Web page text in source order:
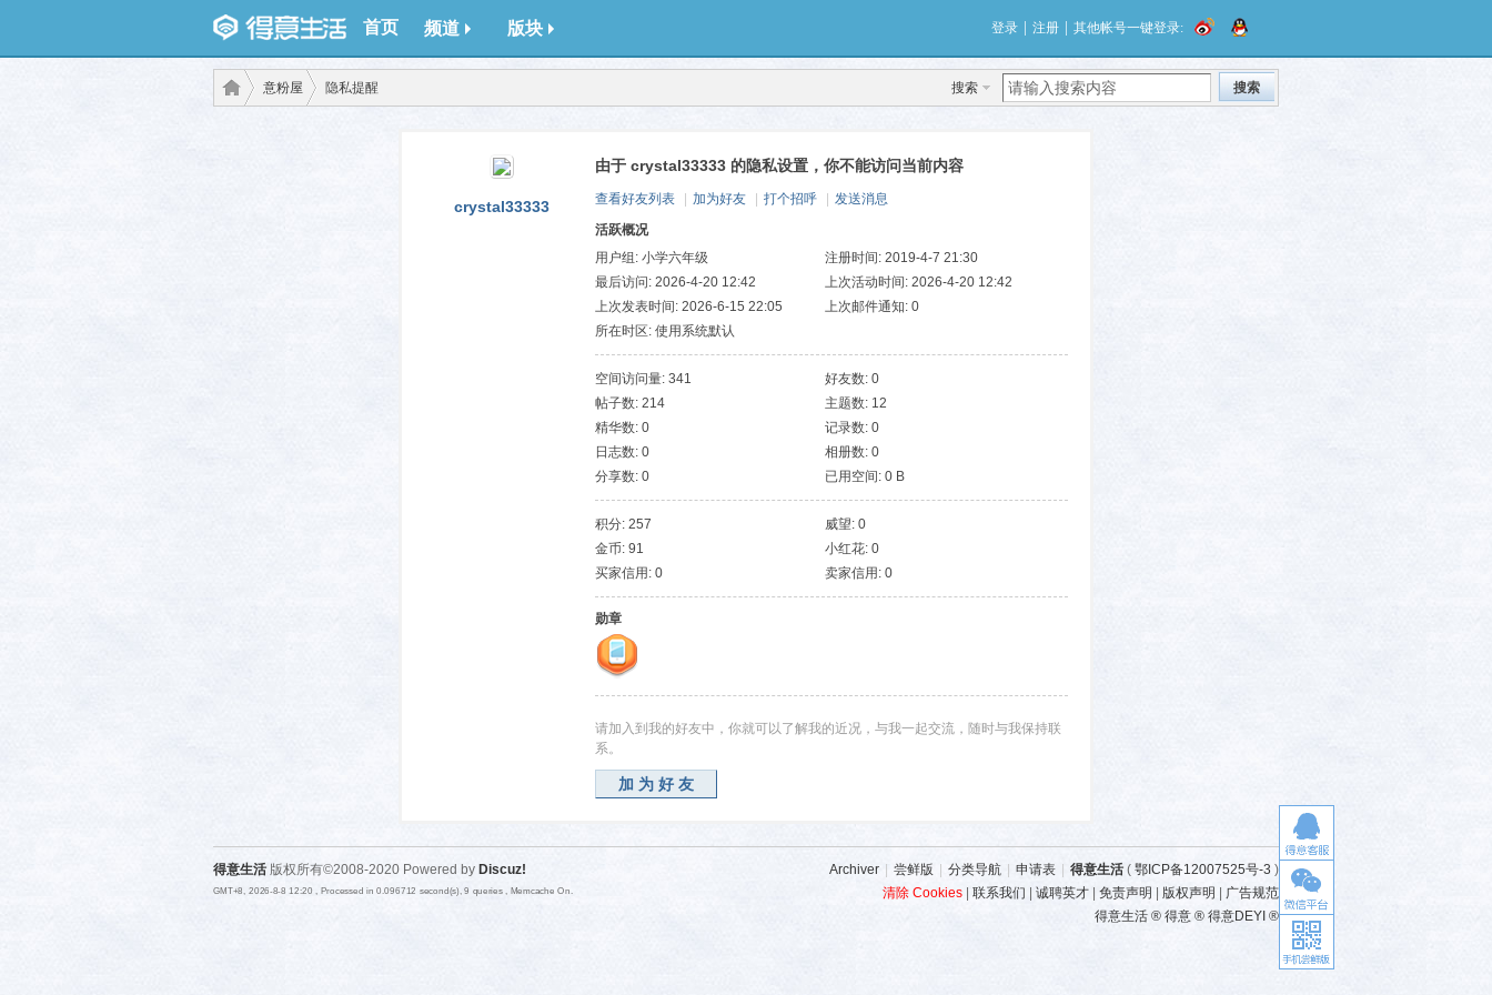
首页 频道 版块 登录 注册 其他帐号一键登录:
搜索 搜索
武汉
意粉屋 隐私提醒
crystal33333
由于 crystal33333 的隐私设置，你不能访问当前内容
查看好友列表 加为好友 打个招呼
发送消息
活跃概况
用户组: 小学六年级
注册时间: 2019-4-7 21:30
最后访问: 2026-4-20 12:42
上次活动时间: 2026-4-20 12:42
上次发表时间: 2026-6-15 22:05
上次邮件通知: 0
所在时区: 使用系统默认
空间访问量: 341
好友数: 0
帖子数: 214
主题数: 12
精华数: 0
记录数: 0
日志数: 0
相册数: 0
分享数: 0
已用空间: 0 B
积分: 257
威望: 0
金币: 91
小红花: 0
买家信用: 0
卖家信用: 0
勋章
请加入到我的好友中，你就可以了解我的近况，与我一起交流，随时与我保持联
系。
加为好友
Archiver 尝鲜版 分类导航 申请表 得意生活 ( 鄂ICP备12007525号-3 )
清除 Cookies
联系我们 诚聘英才 免责声明 版权声明
广告规范
得意生活 ® 得意 ® 得意DEYI ®
得意生活 版权所有©2008-2020 Powered by Discuz!
GMT+8, 2026-8-8 12:20 , Processed in 0.096712 second(s), 9 queries , Memcache On.